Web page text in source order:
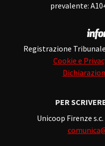
prevalente:
Registrazione
Cookie e
PER
Unicoop Firenze